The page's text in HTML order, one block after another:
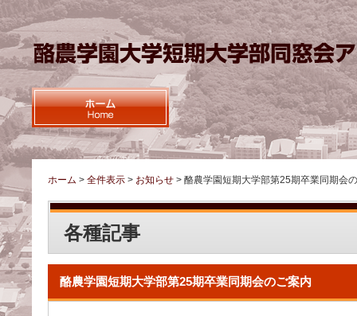
ホーム > 全件表示 > お知らせ > 酪農学園短期大学部第25期卒業同期会
各種記事
酪農学園短期大学部第25期卒業同期会のご案内